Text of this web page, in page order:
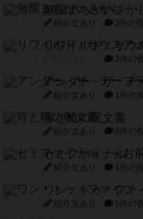
無限まちがいさがし
紹介文あり 2件の
リワイルド：サウ
2件の
アンダー・ザ・テ
紹介文あり 1件の
宵と暁の呪文書
紹介文あり 8件の
セミファイナル
紹介文あり 1件の
ワン・トゥ・ファ
紹介文あり 1件の